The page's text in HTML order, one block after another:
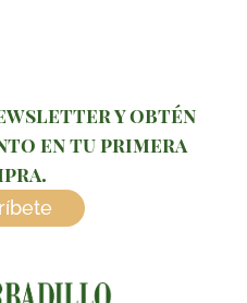
y obtén
en tu primera